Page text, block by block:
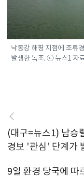
낙동강 해평 지점에 조류
발생한 녹조. ⓒ 뉴스1 자
(대구=뉴스1) 남승
경보 '관심' 단계가
9일 환경 당국에 따